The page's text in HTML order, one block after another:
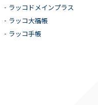
ラッコドメインプラス
ラッコ大福帳
ラッコ手帳